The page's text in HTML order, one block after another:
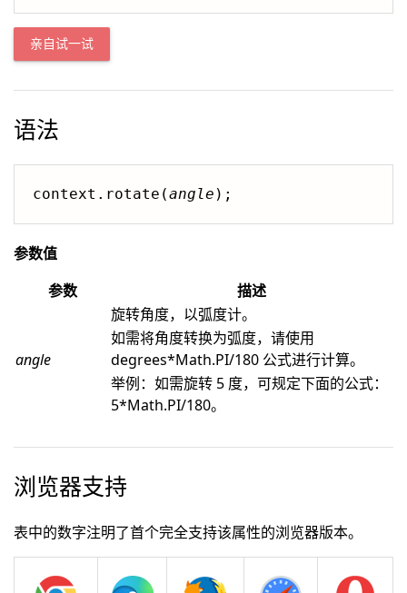
亲自试一试
语法
context.rotate(angle );
参数值
参数
描述
angle
旋转角度，以弧度计。
如需将角度转换为弧度，请使用
degrees*Math.PI/180 公式进行计算。
举例：如需旋转 5 度，可规定下面的公式：
5*Math.PI/180。
浏览器支持
表中的数字注明了首个完全支持该属性的浏览器版本。